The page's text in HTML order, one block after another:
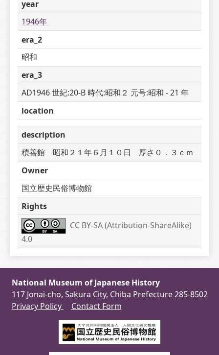
year
1946年
era_2
昭和
era_3
AD1946 世紀:20-B 時代:昭和２ 元号:昭和 - 21 年
location
description
積善館　昭和２１年６月１０日　厚さ０．３ｃｍ
Owner
国立歴史民俗博物館
Rights
CC BY-SA (Attribution-ShareAlike)
4.0
National Museum of Japanese History
117 Jonai-cho, Sakura City, Chiba Prefecture 285-8502
Privacy Policy
Contact Form